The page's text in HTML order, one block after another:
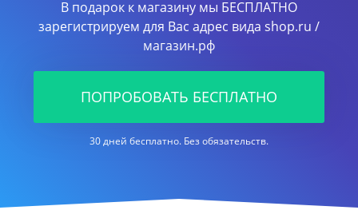
В подарок к магазину мы БЕСПЛАТНО
зарегистрируем для Вас адрес вида shop.ru /
магазин.рф
ПОПРОБОВАТЬ БЕСПЛАТНО
30 дней бесплатно. Без обязательств.